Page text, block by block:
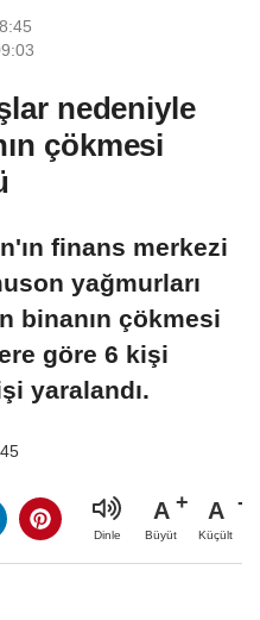
nedeniyle
çökmesi
finans merkezi
yağmurları
binanın çökmesi
göre 6 kişi
yaralandı.
Dinle
A
Büyüt
A
Küçült